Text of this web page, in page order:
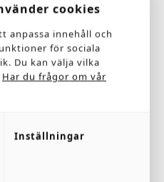
cookies
anpassa innehåll och
för sociala
Du kan välja vilka
Har du frågor om vår
Inställningar